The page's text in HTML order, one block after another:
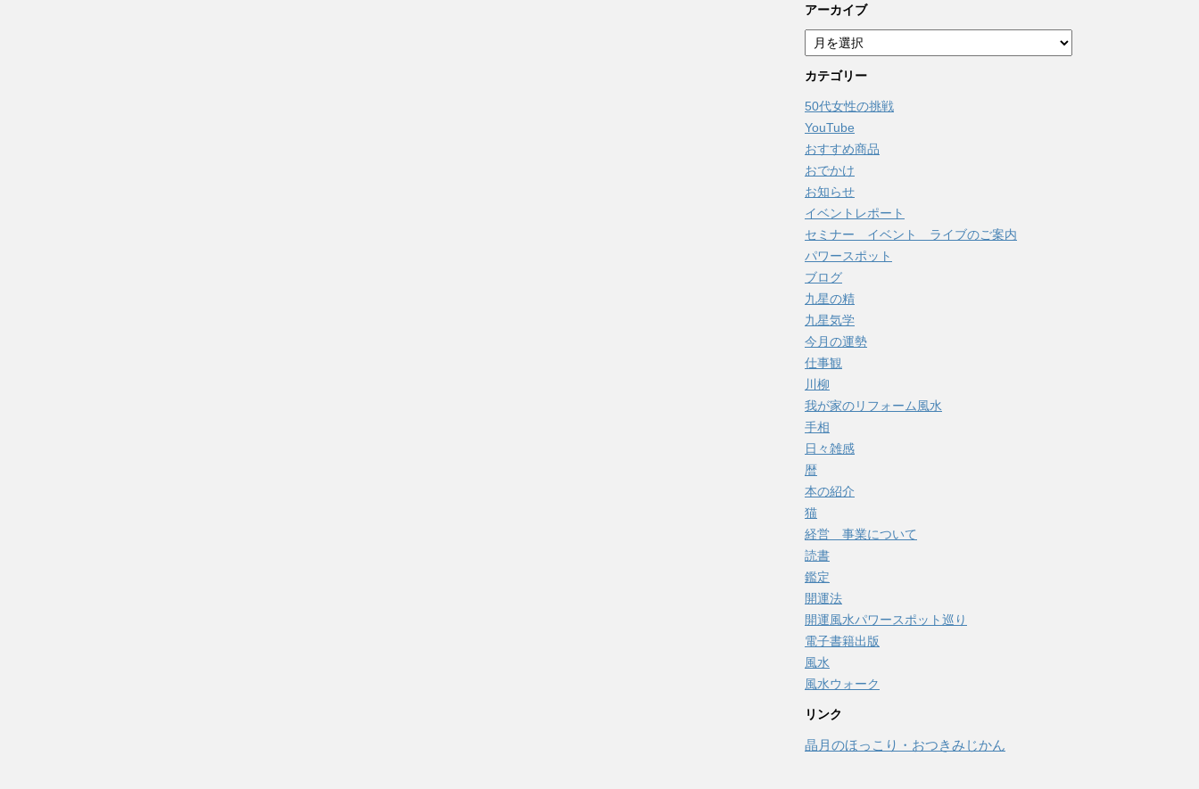
アーカイブ
ー
カ
イ
ブ
カテゴリー
50代女性の挑戦
YouTube
おすすめ商品
おでかけ
お知らせ
イベントレポート
セミナー イベント ライブのご案内
パワースポット
ブログ
九星の精
九星気学
今月の運勢
仕事観
川柳
我が家のリフォーム風水
手相
日々雑感
暦
本の紹介
猫
経営 事業について
読書
鑑定
開運法
開運風水パワースポット巡り
電子書籍出版
風水
風水ウォーク
リンク
晶月のほっこり・おつきみじかん